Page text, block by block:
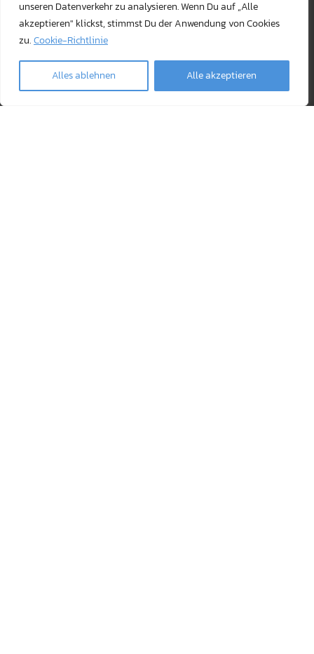
unseren Datenverkehr zu analysieren. Wenn Du auf „Alle
akzeptieren" klickst, stimmst Du der Anwendung von Cookies
zu.Cookie-Richtlinie
Alles ablehnen Alle akzeptieren